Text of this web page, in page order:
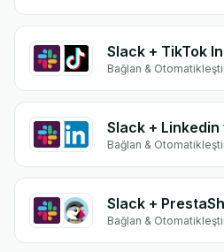
Slack + TikTok
Bağlan &
Slack +
Bağlan &
Slack +
Bağlan &